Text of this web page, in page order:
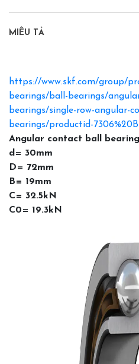
MIÊU TẢ
https://www.skf.com/group/
bearings/ball-bearings/
bearings/single-row-angular-
bearings/productid-
Angular contact ball
d= 30mm
D= 72mm
B= 19mm
C= 32.5kN
C0= 19.3kN